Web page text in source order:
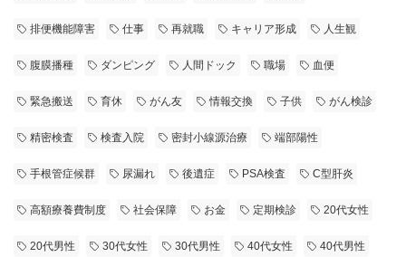
排便機能障害 仕事 再就職 キャリア形成 人生観
腹膜播種 ダンピング 人間ドック 職場 血便
緊急搬送 育休 がん友 情報交換 子供 がん検診
精密検査 検査入院 密封小線源治療 端部陽性
手根管症候群 尿漏れ 後遺症 PSA検査 C型肝炎
高額療養費制度 社会保障 お金 定期検診 20代女性
20代男性 30代女性 30代男性 40代女性 40代男性